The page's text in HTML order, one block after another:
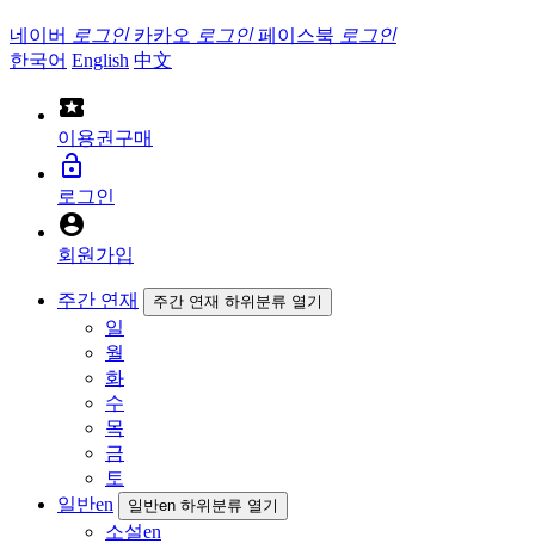
네이버 로그인 카카오 로그인 페이스북 로그인
한국어 English 中文
local_activity
이용권구매
lock_open
로그인
account_circle
회원가입
주간 연재 주간 연재 하위분류 열기
일
월
화
수
목
금
토
일반en
일반en 하위분류 열기
소설en